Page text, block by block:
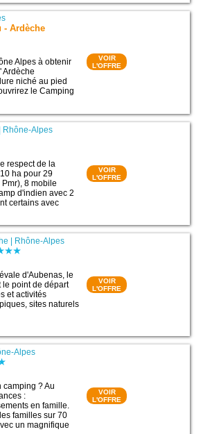
- Ardèche
Alpes à obtenir
Ardèche
niché au pied
le Camping
VOIR
L'OFFRE
Rhône-Alpes
respect de la
ha pour 29
8 mobile
d'indien avec 2
certains avec
VOIR
L'OFFRE
| Rhône-Alpes
d'Aubenas, le
le point de départ
et activités
sites naturels
VOIR
L'OFFRE
Alpes
camping ? Au
:
en famille.
familles sur 70
un magnifique
VOIR
L'OFFRE